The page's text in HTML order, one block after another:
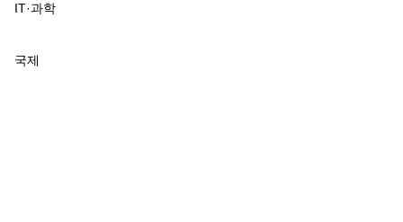
IT·과학
국제